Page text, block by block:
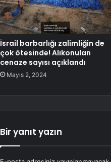
İsrail barbarlığı zalimliğin de
çok ötesinde! Alıkonulan
cenaze sayısı açıklandı
Mayıs 2, 2024
Bir yanıt yazın